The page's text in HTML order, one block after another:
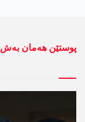
پوستێن ھەمان بەش